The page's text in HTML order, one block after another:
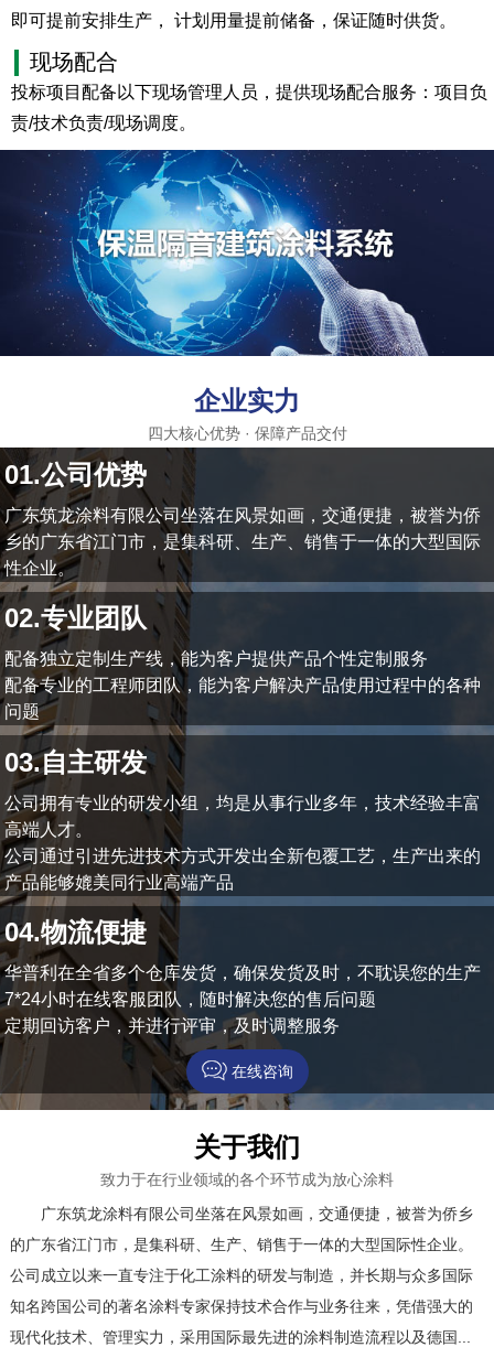
即可提前安排生产， 计划用量提前储备，保证随时供货。
现场配合
投标项目配备以下现场管理人员，提供现场配合服务：项目负
责/技术负责/现场调度。
企业实力
四大核心优势 · 保障产品交付
01.公司优势
广东筑龙涂料有限公司坐落在风景如画，交通便捷，被誉为侨
乡的广东省江门市，是集科研、生产、销售于一体的大型国际
性企业。
02.专业团队
配备独立定制生产线，能为客户提供产品个性定制服务
配备专业的工程师团队，能为客户解决产品使用过程中的各种
问题
03.自主研发
公司拥有专业的研发小组，均是从事行业多年，技术经验丰富
高端人才。
公司通过引进先进技术方式开发出全新包覆工艺，生产出来的
产品能够媲美同行业高端产品
04.物流便捷
华普利在全省多个仓库发货，确保发货及时，不耽误您的生产
7*24小时在线客服团队，随时解决您的售后问题
定期回访客户，并进行评审，及时调整服务
在线咨询
关于我们
致力于在行业领域的各个环节成为放心涂料
广东筑龙涂料有限公司坐落在风景如画，交通便捷，被誉为侨乡
的广东省江门市，是集科研、生产、销售于一体的大型国际性企业。
公司成立以来一直专注于化工涂料的研发与制造，并长期与众多国际
知名跨国公司的著名涂料专家保持技术合作与业务往来，凭借强大的
现代化技术、管理实力，采用国际最先进的涂料制造流程以及德国...